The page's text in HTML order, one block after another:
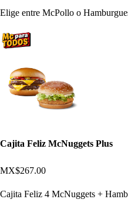
Elige entre McPollo o
Cajita Feliz McNuggets Plus
MX$267.00
Cajita Feliz 4 McNuggets +